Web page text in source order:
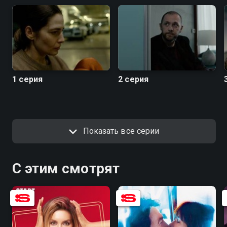
Посмотреть онлайн 1 сезон сериала Танго на
осколках вы можете совершенно бесплатно в
хорошем HD качестве на Смотрёшке
1 серия 2 серия
Показать все серии
С этим смотрят